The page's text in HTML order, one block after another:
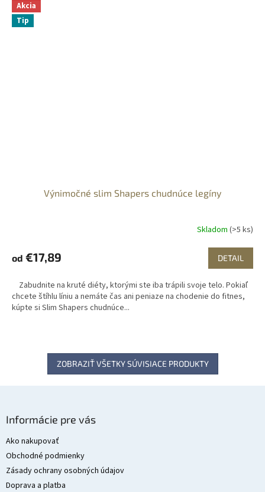
Akcia
Tip
Výnimočné slim Shapers chudnúce legíny
Skladom (>5 ks)
od €17,89 DETAIL
Zabudnite na kruté diéty, ktorými ste iba trápili svoje telo. Pokiaľ
chcete štíhlu líniu a nemáte čas ani peniaze na chodenie do fitnes,
kúpte si Slim Shapers chudnúce...
ZOBRAZIŤ VŠETKY SÚVISIACE PRODUKTY
Informácie pre vás
Ako nakupovať
Obchodné podmienky
Zásady ochrany osobných údajov
Doprava a platba